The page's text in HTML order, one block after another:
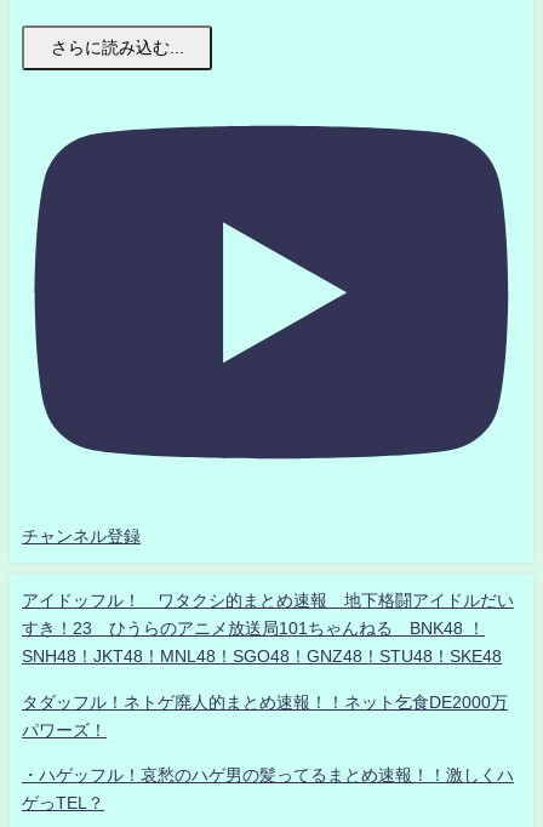
さらに読み込む...
チャンネル登録
アイドッフル！ ワタクシ的まとめ速報 地下格闘アイドルだい
すき！23 ひうらのアニメ放送局101ちゃんねる BNK48 ！
SNH48！JKT48！MNL48！SGO48！GNZ48！STU48！SKE48
タダッフル！ネトゲ廃人的まとめ速報！！ネット乞食DE2000万
パワーズ！
・ハゲッフル！哀愁のハゲ男の髪ってるまとめ速報！！激しくハ
ゲっTEL？